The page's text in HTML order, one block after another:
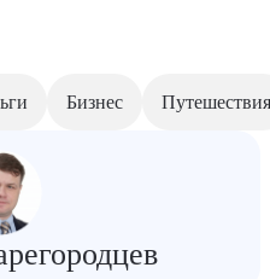
Бизнес Путешествия